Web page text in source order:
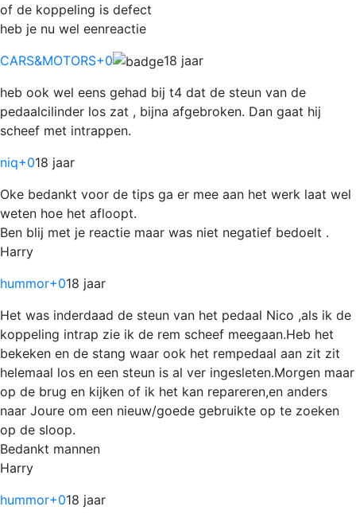
of de koppeling is defect
heb je nu wel eenreactie
CARS&MOTORS+0
18 jaar
heb ook wel eens gehad bij t4 dat de steun van de
pedaalcilinder los zat , bijna afgebroken. Dan gaat hij
scheef met intrappen.
niq+018 jaar
Oke bedankt voor de tips ga er mee aan het werk laat wel
weten hoe het afloopt.
Ben blij met je reactie maar was niet negatief bedoelt .
Harry
hummor+018 jaar
Het was inderdaad de steun van het pedaal Nico ,als ik de
koppeling intrap zie ik de rem scheef meegaan.Heb het
bekeken en de stang waar ook het rempedaal aan zit zit
helemaal los en een steun is al ver ingesleten.Morgen maar
op de brug en kijken of ik het kan repareren,en anders
naar Joure om een nieuw/goede gebruikte op te zoeken
op de sloop.
Bedankt mannen
Harry
hummor+018 jaar